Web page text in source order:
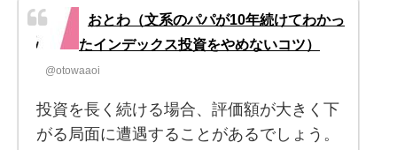
おとわ（文系のパパが10年続けてわかっ
たインデックス投資をやめないコツ）
@otowaaoi
投資を長く続ける場合、評価額が大きく下
がる局面に遭遇することがあるでしょう。